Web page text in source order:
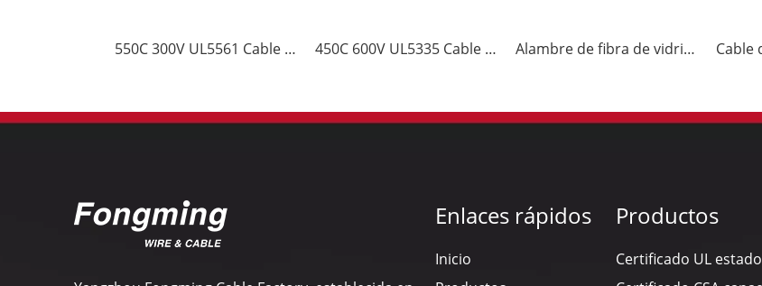
550C 300V UL5561 Cable de fibra de vidrio de mica 450C 600V UL5335 Cable de fibra de vidrio de mica Alambre de fibra de vidrio de mica 450C 300V UL5334
Enlaces rápidos
Inicio
Productos
Certificado UL